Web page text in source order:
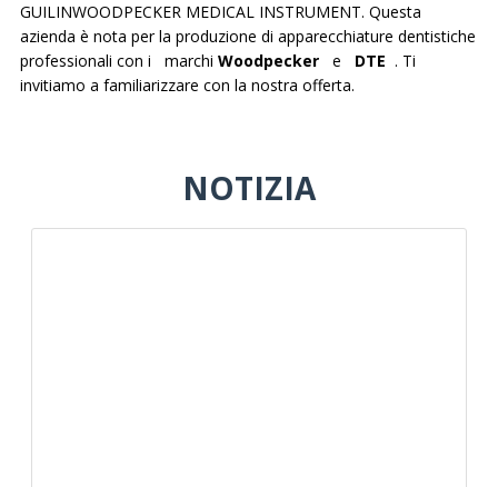
GUILINWOODPECKER MEDICAL INSTRUMENT. Questa
azienda è nota per la produzione di apparecchiature dentistiche
professionali con i marchi Woodpecker e DTE . Ti
invitiamo a familiarizzare con la nostra offerta.
NOTIZIA